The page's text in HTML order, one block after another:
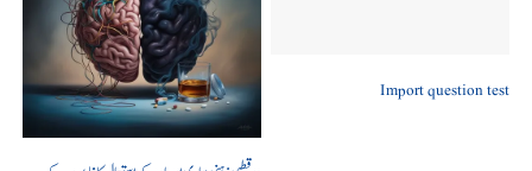
Import question test